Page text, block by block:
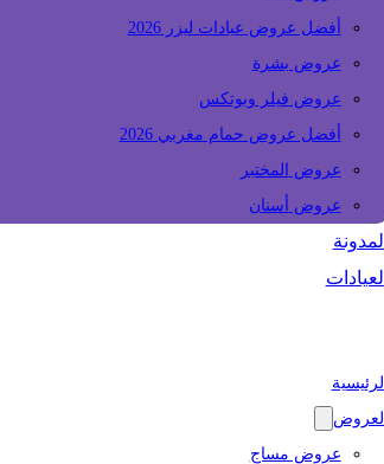
أفضل عروض عيادات ليزر 2026
عروض بشرة
عروض فيلر وبوتكس
أفضل عروض حمام مغربي 2026
عروض المختبر
عروض أسنان
المدونة
العيادات
الرئيسية
العروض
عروض مساج